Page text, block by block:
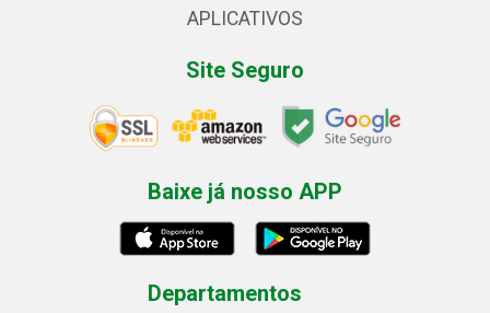
APLICATIVOS
Site Seguro
Baixe já nosso APP
Departamentos